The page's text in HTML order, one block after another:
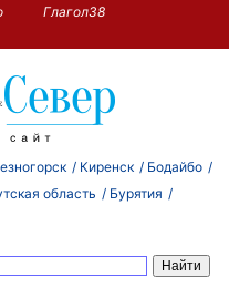
Глагол38
Киренск
Бодайбо
область
Бурятия